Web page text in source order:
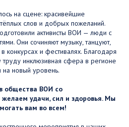
на сцене: красивейшие
слов и добрых пожеланий.
активисты ВОИ — люди с
Они сочиняют музыку, танцуют,
конкурсах и фестивалях. Благодаря
инклюзивная сфера в регионе
на новый уровень.
общества ВОИ со
удачи, сил и здоровья. Мы
вам во всем!